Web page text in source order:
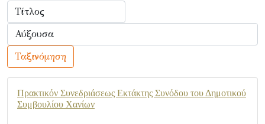
Ταξινόμηση
Πρακτικόν Συνεδριάσεως Εκτάκτης Συνόδου του Δημοτικού
Συμβουλίου Χανίων